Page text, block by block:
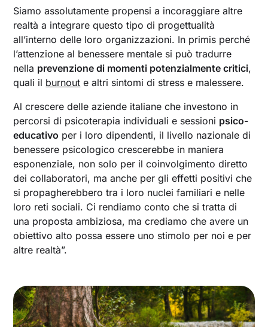
Siamo assolutamente propensi a incoraggiare altre
realtà a integrare questo tipo di progettualità
all’interno delle loro organizzazioni. In primis perché
l’attenzione al benessere mentale si può tradurre
nella prevenzione di momenti potenzialmente critici,
quali il burnout e altri sintomi di stress e malessere.
Al crescere delle aziende italiane che investono in
percorsi di psicoterapia individuali e sessioni psico-
educativo per i loro dipendenti, il livello nazionale di
benessere psicologico crescerebbe in maniera
esponenziale, non solo per il coinvolgimento diretto
dei collaboratori, ma anche per gli effetti positivi che
si propagherebbero tra i loro nuclei familiari e nelle
loro reti sociali. Ci rendiamo conto che si tratta di
una proposta ambiziosa, ma crediamo che avere un
obiettivo alto possa essere uno stimolo per noi e per
altre realtà”.